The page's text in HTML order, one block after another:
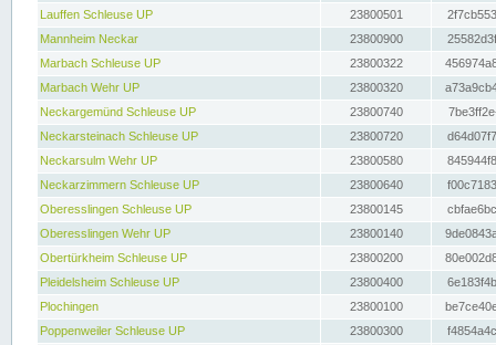
Lauffen Schleuse UP
23800501
Mannheim Neckar
23800900
Marbach Schleuse UP
23800322
Marbach Wehr UP
23800320
Neckargemünd Schleuse UP
23800740
Neckarsteinach Schleuse UP
23800720
Neckarsulm Wehr UP
23800580
Neckarzimmern Schleuse UP
23800640
Oberesslingen Schleuse UP
23800145
Oberesslingen Wehr UP
23800140
Obertürkheim Schleuse UP
23800200
Pleidelsheim Schleuse UP
23800400
Plochingen
23800100
Poppenweiler Schleuse UP
23800300